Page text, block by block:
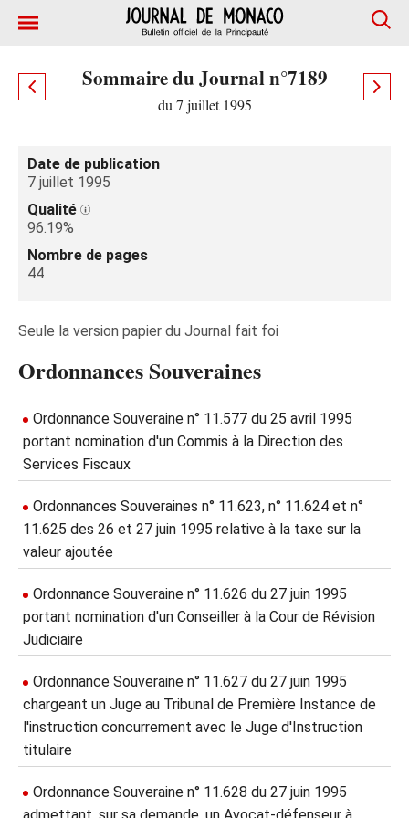
Sommaire du Journal n°7189
du 7 juillet 1995
Date de publication
7 juillet 1995
Qualité
96.19%
Nombre de pages
44
Seule la version papier du Journal fait foi
Ordonnances Souveraines
Ordonnance Souveraine n° 11.577 du 25 avril 1995
portant nomination d'un Commis à la Direction des
Services Fiscaux
Ordonnances Souveraines n° 11.623, n° 11.624 et n°
11.625 des 26 et 27 juin 1995 relative à la taxe sur la
valeur ajoutée
Ordonnance Souveraine n° 11.626 du 27 juin 1995
portant nomination d'un Conseiller à la Cour de Révision
Judiciaire
Ordonnance Souveraine n° 11.627 du 27 juin 1995
chargeant un Juge au Tribunal de Première Instance de
l'instruction concurrement avec le Juge d'Instruction
titulaire
Ordonnance Souveraine n° 11.628 du 27 juin 1995